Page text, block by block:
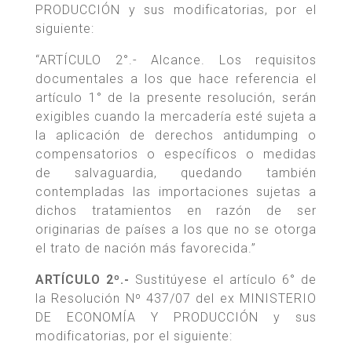
PRODUCCIÓN y sus modificatorias, por el
siguiente:
“ARTÍCULO 2°.- Alcance. Los requisitos
documentales a los que hace referencia el
artículo 1° de la presente resolución, serán
exigibles cuando la mercadería esté sujeta a
la aplicación de derechos antidumping o
compensatorios o específicos o medidas
de salvaguardia, quedando también
contempladas las importaciones sujetas a
dichos tratamientos en razón de ser
originarias de países a los que no se otorga
el trato de nación más favorecida.”
ARTÍCULO 2º.- Sustitúyese el artículo 6° de
la Resolución Nº 437/07 del ex MINISTERIO
DE ECONOMÍA Y PRODUCCIÓN y sus
modificatorias, por el siguiente: